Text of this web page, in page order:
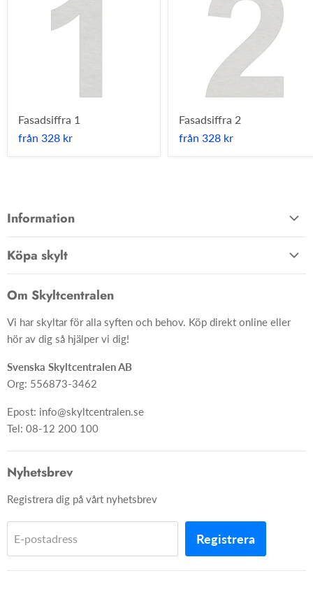
Fasadsiffra 1
från 328 kr
Fasadsiffra 2
från 328 kr
Information
Om oss
Ångra ditt köp
Köpa skylt
Material
Skyltar
Skapa skylt från grunden
Om Skyltcentralen
Vi har skyltar för alla syften och behov. Köp direkt online eller
hör av dig så hjälper vi dig!
Svenska Skyltcentralen AB
Org: 556873-3462
Epost: info@skyltcentralen.se
Tel: 08-12 200 100
Nyhetsbrev
Registrera dig på vårt nyhetsbrev
E-postadress Registrera